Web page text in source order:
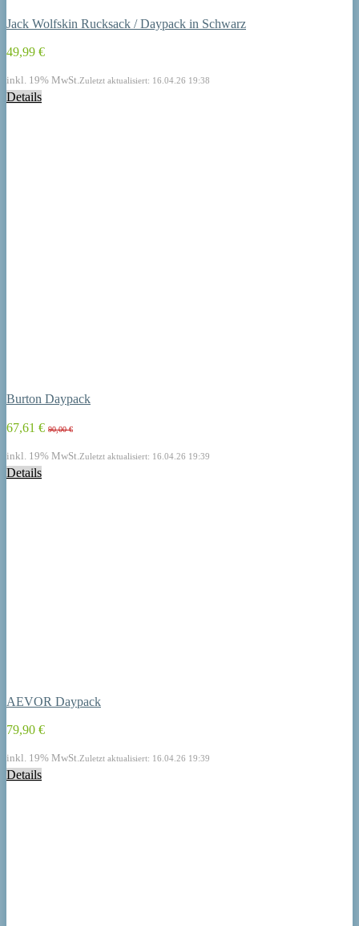
Jack Wolfskin Rucksack / Daypack in Schwarz
49,99 €
inkl. 19% MwSt. Zuletzt aktualisiert: 16.04.26 19:38
Details
Burton Daypack
67,61 € 90,00 €
inkl. 19% MwSt. Zuletzt aktualisiert: 16.04.26 19:39
Details
AEVOR Daypack
79,90 €
inkl. 19% MwSt. Zuletzt aktualisiert: 16.04.26 19:39
Details